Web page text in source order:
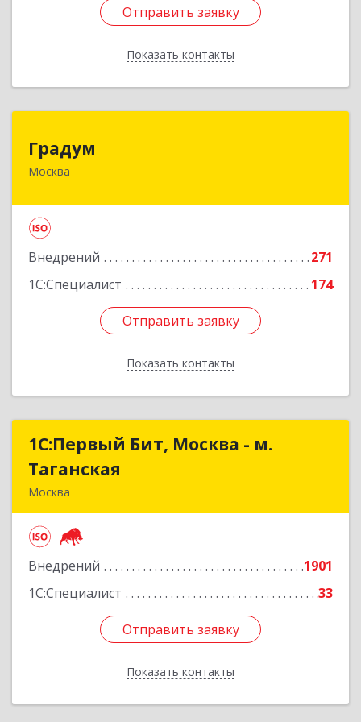
Отправить заявку
Показать контакты
Отправить заявку
Назад
Градум
Москва
Внедрений
271
1С:Специалист
174
Отправить заявку
Показать контакты
109147, Москва г, Марксистская ул, дом № 34,
Отправить заявку
Назад
1С:Первый Бит, Москва - м.
Таганская
Москва
Внедрений
1901
1С:Специалист
33
Отправить заявку
Показать контакты
1С:Первый Бит, Москва - м.
Подробнее
Отправить заявку
Назад